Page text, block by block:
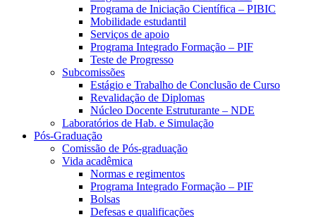
Programa de Iniciação Científica – PIBIC
Mobilidade estudantil
Serviços de apoio
Programa Integrado Formação – PIF
Teste de Progresso
Subcomissões
Estágio e Trabalho de Conclusão de Curso
Revalidação de Diplomas
Núcleo Docente Estruturante – NDE
Laboratórios de Hab. e Simulação
Pós-Graduação
Comissão de Pós-graduação
Vida acadêmica
Normas e regimentos
Programa Integrado Formação – PIF
Bolsas
Defesas e qualificações